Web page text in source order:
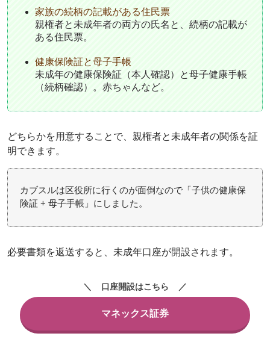
家族の続柄の記載がある住民票
親権者と未成年者の両方の氏名と、続柄の記載が
ある住民票。
健康保険証と母子手帳
未成年の健康保険証（本人確認）と母子健康手帳
（続柄確認）。赤ちゃんなど。
どちらかを用意することで、親権者と未成年者の関係を証
明できます。
カブスルは区役所に行くのが面倒なので「子供の健康保
険証 + 母子手帳」にしました。
必要書類を返送すると、未成年口座が開設されます。
マネックス証券
口座開設はこちら